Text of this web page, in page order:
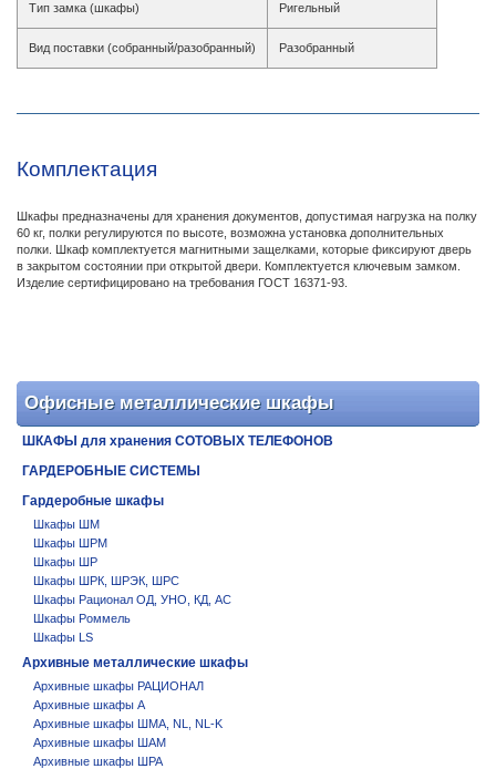
Офисные металлические шкафы
ШКАФЫ для хранения СОТОВЫХ ТЕЛЕФОНОВ
ГАРДЕРОБНЫЕ СИСТЕМЫ
Гардеробные шкафы
Шкафы ШМ
Шкафы ШРМ
Шкафы ШР
Шкафы ШРК, ШРЭК, ШРС
Шкафы Рационал ОД, УНО, КД, АС
Шкафы Роммель
Шкафы LS
Архивные металлические шкафы
Архивные шкафы РАЦИОНАЛ
Архивные шкафы А
Архивные шкафы ШМА, NL, NL-K
Архивные шкафы ШАМ
Архивные шкафы ШРА
Тип замка (шкафы) Ригельный
Вид поставки (собранный/разобранный) Разобранный
Комплектация
Шкафы предназначены для хранения документов, допустимая нагрузка на полку
60 кг, полки регулируются по высоте, возможна установка дополнительных
полки. Шкаф комплектуется магнитными защелками, которые фиксируют дверь
в закрытом состоянии при открытой двери. Комплектуется ключевым замком.
Изделие сертифицировано на требования ГОСТ 16371-93.